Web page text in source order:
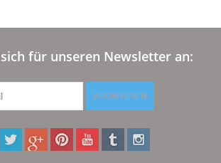
für unseren Newsletter an:
ABONNIEREN